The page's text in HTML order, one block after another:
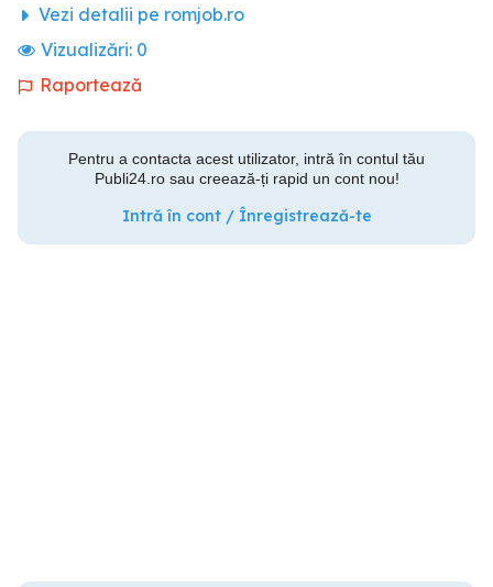
Vezi detalii pe romjob.ro
Vizualizări: 0
Raportează
Pentru a contacta acest utilizator, intră în contul tău
Publi24.ro sau creează-ți rapid un cont nou!
Intră în cont / Înregistrează-te